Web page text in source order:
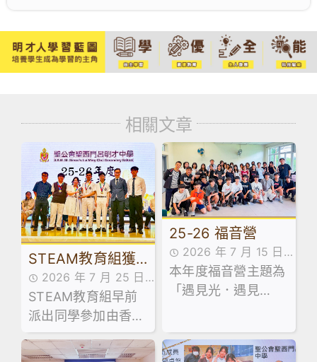
相關文章
STEAM教育組獲
奬消息
2026 年 7 月 25 日
學生成就
STEAM教育組早前
派出同學參加由香港
科技教育學會及香港
教育裝備行業協會合
25-26 福音營
2026 年 7 月 15 日
學生成就
本年度福音營主題為
「遇見光．遇見
信息分享認識主愛。